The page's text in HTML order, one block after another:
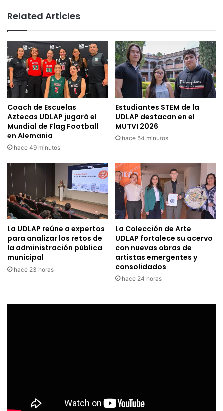
Related Articles
Coach de Escuelas
Aztecas UDLAP jugará el
Mundial de Flag Football
en Alemania
hace 49 minutos
Estudiantes STEM de la
UDLAP destacan en el
MUTVI 2026
hace 54 minutos
La UDLAP reúne a expertos
para analizar los retos de
la administración pública
municipal
hace 23 horas
La Colección de Arte
UDLAP fortalece su acervo
con nuevas obras de
artistas emergentes y
consolidados
hace 24 horas